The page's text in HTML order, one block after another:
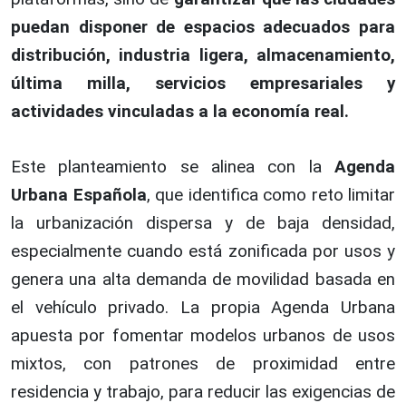
puedan disponer de espacios adecuados para
distribución, industria ligera, almacenamiento,
última milla, servicios empresariales y
actividades vinculadas a la economía real.
Este planteamiento se alinea con la Agenda
Urbana Española, que identifica como reto limitar
la urbanización dispersa y de baja densidad,
especialmente cuando está zonificada por usos y
genera una alta demanda de movilidad basada en
el vehículo privado. La propia Agenda Urbana
apuesta por fomentar modelos urbanos de usos
mixtos, con patrones de proximidad entre
residencia y trabajo, para reducir las exigencias de